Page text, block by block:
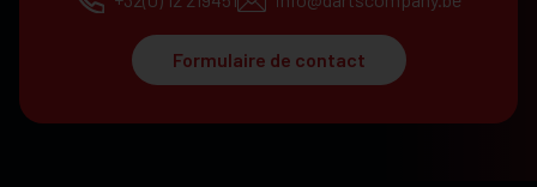
Formulaire de contact